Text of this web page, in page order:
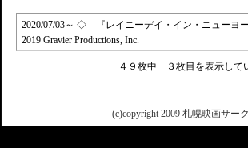
2020/07/03～ ◇ 『レイニーデイ・イン・ニューヨー
2019 Gravier Productions, Inc.
４９枚中 ３枚目を表示し
(c)copyright 2009 札幌映画サー